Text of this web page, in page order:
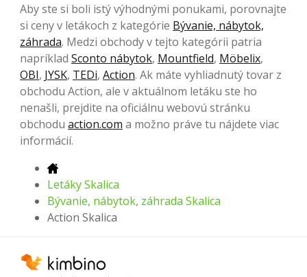
Aby ste si boli istý výhodnými ponukami, porovnajte
si ceny v letákoch z kategórie Bývanie, nábytok,
záhrada. Medzi obchody v tejto kategórii patria
napríklad Sconto nábytok, Mountfield, Möbelix,
OBI, JYSK, TEDi, Action. Ak máte vyhliadnutý tovar z
obchodu Action, ale v aktuálnom letáku ste ho
nenašli, prejdite na oficiálnu webovú stránku
obchodu action.com a možno práve tu nájdete viac
informácií.
Letáky Skalica
Bývanie, nábytok, záhrada Skalica
Action Skalica